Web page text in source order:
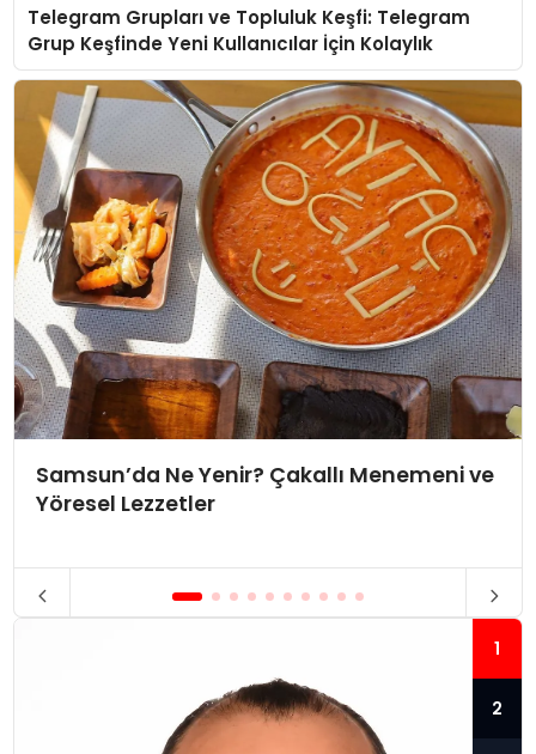
Telegram Grupları ve Topluluk Keşfi: Telegram
Grup Keşfinde Yeni Kullanıcılar İçin Kolaylık
Samsun’da Ne Yenir? Çakallı Menemeni ve
Yöresel Lezzetler
1
2